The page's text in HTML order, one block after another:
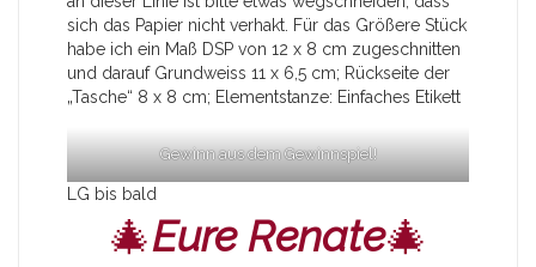
sich das Papier nicht verhakt. Für das Größere Stück
habe ich ein Maß DSP von 12 x 8 cm zugeschnitten
und darauf Grundweiss 11 x 6,5 cm; Rückseite der
„Tasche“ 8 x 8 cm; Elementstanze: Einfaches Etikett
Gewinn aus dem Gewinnspiel!
LG bis bald
🎄Eure Renate🎄